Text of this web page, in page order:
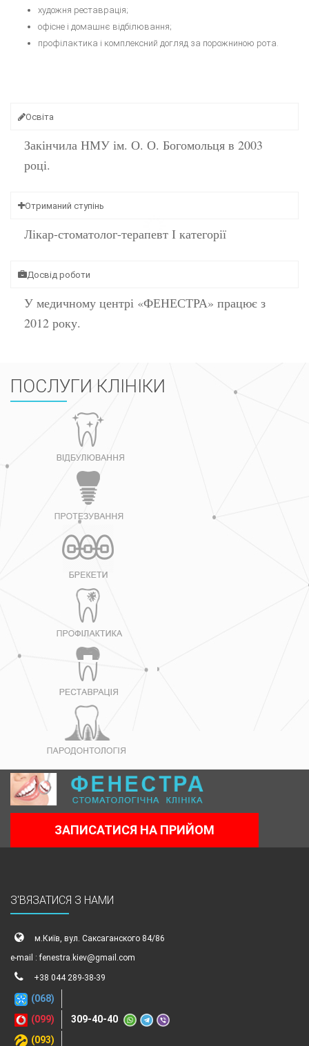
художня реставрація;
офісне і домашнє відбілювання;
профілактика і комплексний догляд за порожниною рота.
Освіта
Закінчила НМУ ім. О. О. Богомольця в 2003
році.
Отриманий ступінь
Лікар-стоматолог-терапевт І категорії
Досвід роботи
У медичному центрі «ФЕНЕСТРА» працює з
2012 року.
ПОСЛУГИ КЛІНІКИ
ЗАПИСАТИСЯ НА ПРИЙОМ
З'ВЯЗАТИСЯ З НАМИ
м.Київ, вул. Саксаганского 84/86
e-mail : fenestra.kiev@gmail.com
+38 044 289-38-39
(068)
309-40-40
(099)
(093)